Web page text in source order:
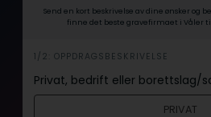
Send en kort beskrivelse av dine ønsker og
finne det beste gravefirmaet i Våler
i
n
n
1/2: OPPDRAGSBESKRIVELSE
Privat, bedrift eller borettslag/
PRIVAT